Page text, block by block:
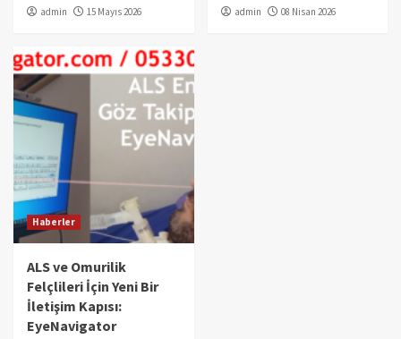
admin 15 Mayıs 2026 admin 08 Nisan 2026
Haberler
ALS ve Omurilik
Felçlileri İçin Yeni Bir
İletişim Kapısı:
EyeNavigator